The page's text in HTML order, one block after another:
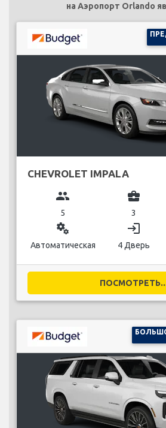
на Аэропорт Orlando
CHEVROLET IMPALA
group
5
business_center
3
miscellaneous_services
Автоматическая
login
4 Дверь